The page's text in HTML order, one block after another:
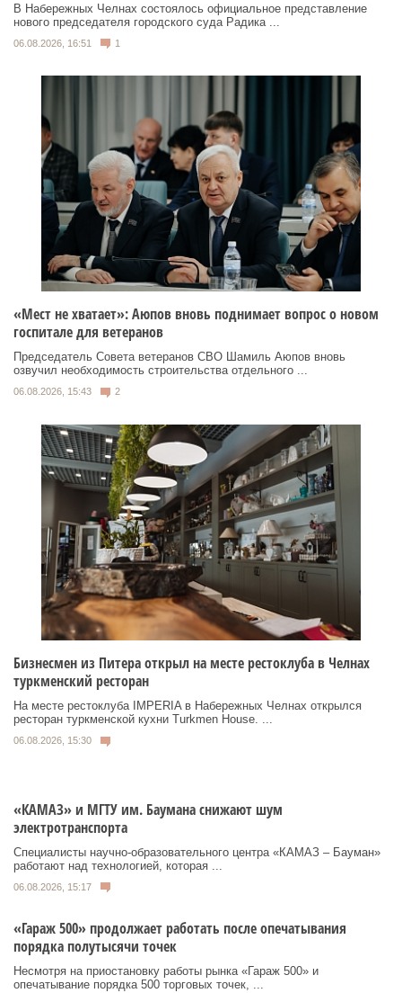
В Набережных Челнах состоялось официальное представление
нового председателя городского суда Радика ...
06.08.2026, 16:51 1
«Мест не хватает»: Аюпов вновь поднимает вопрос о новом
госпитале для ветеранов
Председатель Совета ветеранов СВО Шамиль Аюпов вновь
озвучил необходимость строительства отдельного ...
06.08.2026, 15:43 2
Бизнесмен из Питера открыл на месте рестоклуба в Челнах
туркменский ресторан
На месте рестоклуба IMPERIA в Набережных Челнах открылся
ресторан туркменской кухни Turkmen House. ...
06.08.2026, 15:30
«КАМАЗ» и МГТУ им. Баумана снижают шум
электротранспорта
Специалисты научно-образовательного центра «КАМАЗ – Бауман»
работают над технологией, которая ...
06.08.2026, 15:17
«Гараж 500» продолжает работать после опечатывания
порядка полутысячи точек
Несмотря на приостановку работы рынка «Гараж 500» и
опечатывание порядка 500 торговых точек, ...